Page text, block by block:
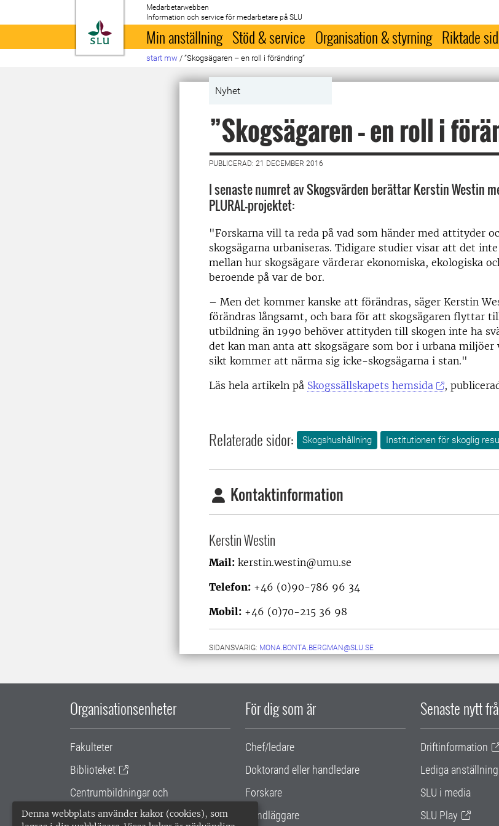
Denna webbplats använder kakor (cookies), som
Till startsida
Medarbetarwebben
Information och service för medarbetare på SLU
Min anställning Stöd & service Organisation & styrning Riktade
start mw / ”Skogsägaren – en roll i förändring”
Nyhet
”Skogsägaren – en roll i
PUBLICERAD: 21 DECEMBER 2016
I senaste numret av Skogsvärden berättar Kerstin Westin
PLURAL-projektet:
"Forskarna vill ta reda på vad som händer med attityder
skogsägarna urbaniseras. Tidigare studier visar att det
mellan hur skogsägare värderar ekonomiska, ekologiska
beroende på var de bor.
– Men det kommer kanske att förändras, säger Kerstin
förändras långsamt, och bara för att skogsägaren flyttar
utbildning än 1990 behöver attityden till skogen inte ha
det kan man anta att skogsägare som bor i urbana miljöer
sikt kommer att närma sig icke-skogsägarna i stan."
Läs hela artikeln på Skogssällskapets hemsida ,
Relaterade sidor: Skogshushållning Institutionen för skoglig
Kontaktinformation
Kerstin Westin
Mail: kerstin.westin@umu.se
Telefon: +46 (0)90-786 96 34
Mobil: +46 (0)70-215 36 98
SIDANSVARIG: MONA.BONTA.BERGMAN@SLU.SE
Organisationsenheter
Fakulteter
Biblioteket
Centrumbildningar och
samarbetsprojekt
För dig som är
Chef/ledare
Doktorand eller handledare
Forskare
Handläggare
Senaste nytt
Driftinformation
Lediga
SLU i media
SLU Play